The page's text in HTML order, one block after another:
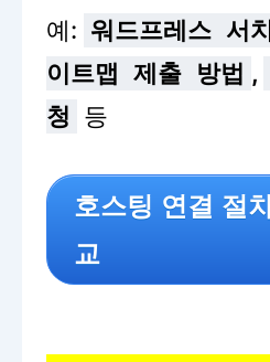
예: 워드프레스 서
이트맵 제출 방법 ,
청 등
호스팅 연결 절
교